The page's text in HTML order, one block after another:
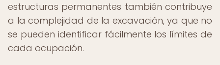
estructuras permanentes también contribuye
a la complejidad de la excavación, ya que no
se pueden identificar fácilmente los límites de
cada ocupación.